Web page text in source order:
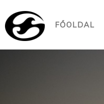
FŐOLDAL